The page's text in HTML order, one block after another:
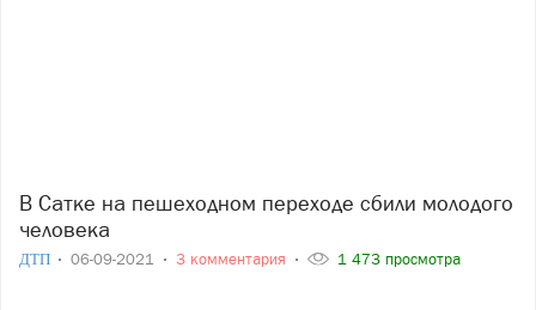
В Сатке на пешеходном переходе сбили молодого
человека
ДТП 06-09-2021 3 комментария 1 473 просмотра